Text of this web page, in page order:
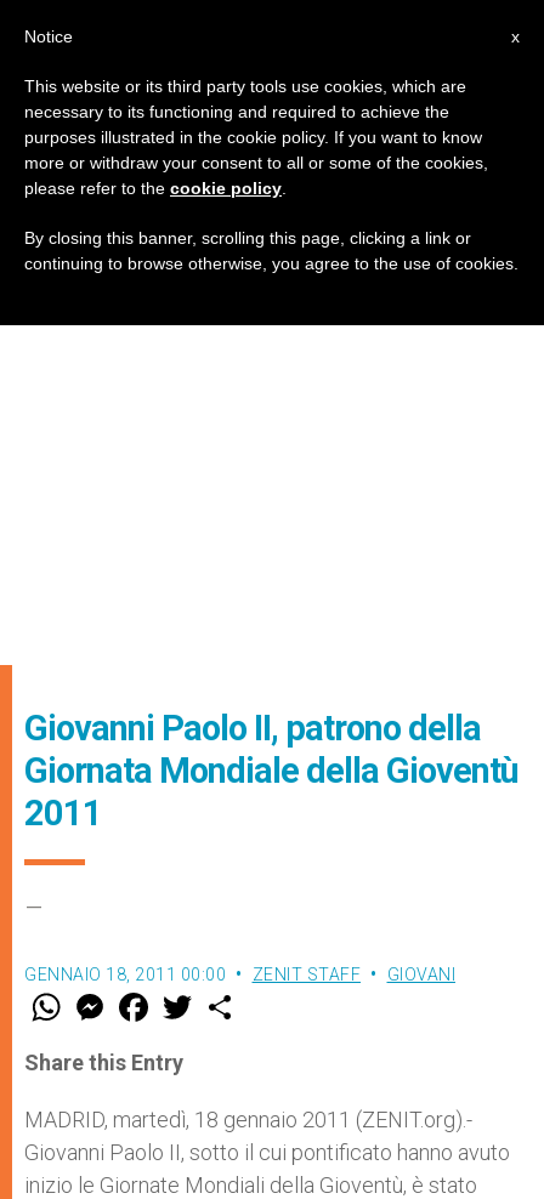
Giovanni Paolo II, patrono della
Giornata Mondiale della Gioventù
2011
–
GENNAIO 18, 2011 00:00 ZENIT STAFF GIOVANI
W
t
s
p
p
M
e
s
e
g
e
r
F
a
e
b
o
k
w
r
Share this Entry
MADRID, martedì, 18 gennaio 2011 (ZENIT.org).-
Giovanni Paolo II, sotto il cui pontificato hanno avuto
inizio le Giornate Mondiali della Gioventù, è stato
x
Notice
This website or its third party tools use cookies, which are
necessary to its functioning and required to achieve the
purposes illustrated in the cookie policy. If you want to know
more or withdraw your consent to all or some of the cookies,
please refer to the cookie policy
By closing this banner, scrolling this page, clicking a link or
continuing to browse otherwise, you agree to the use of cookies.